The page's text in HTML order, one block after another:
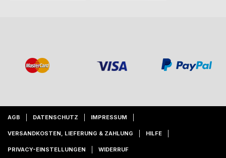
AGB DATENSCHUTZ IMPRESSUM
VERSANDKOSTEN, LIEFERUNG & ZAHLUNG HILFE
PRIVACY-EINSTELLUNGEN WIDERRUF